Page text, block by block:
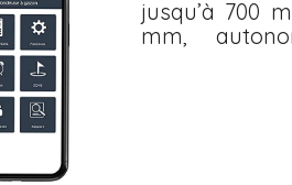
jusqu’à 700
mm,